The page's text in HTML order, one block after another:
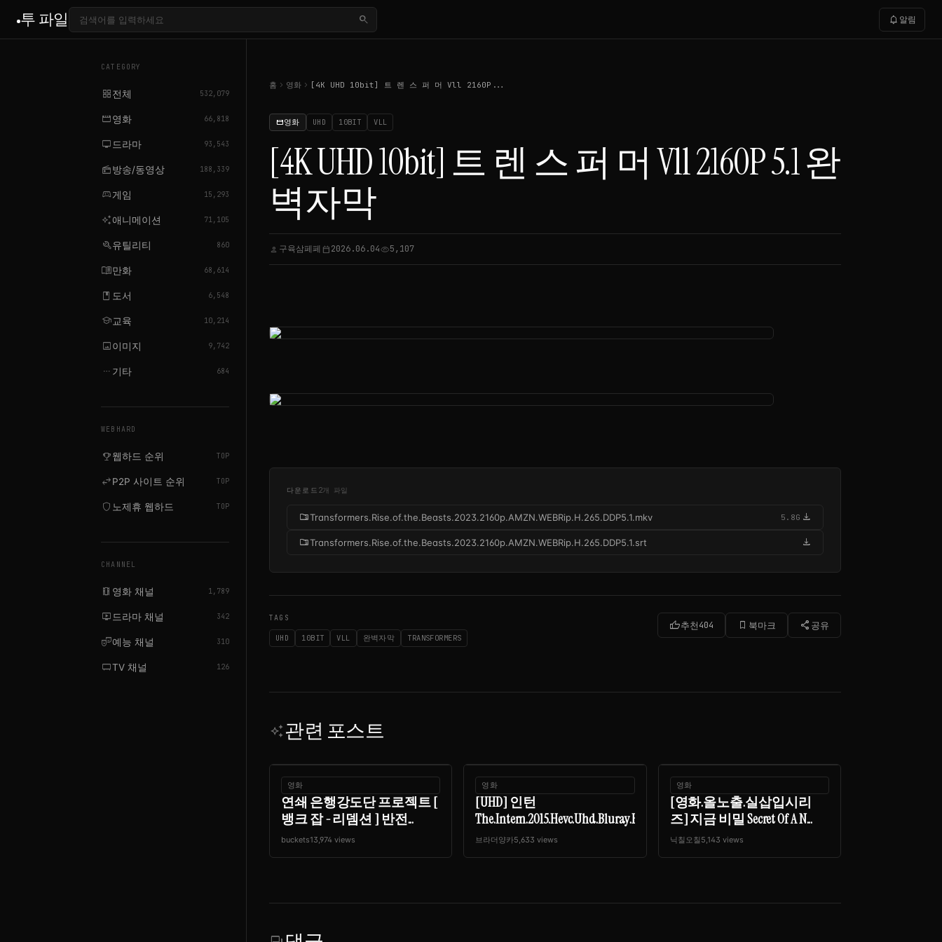
투 파일 search notifications 알림
CATEGORY
grid_view전체 532,079
movie영화 66,818
tv 드라마 93,543
radio방송/동영상 188,339
sports_esports게임 15,293
auto_awesome애니메이션 71,105
build유틸리티 860
menu_book만화 68,614
book 도서 6,548
school교육 10,214
image이미지 9,742
more_horiz 기타 684
WEBHARD
emoji_events웹하드 순위 TOP
swap_horizP2P 사이트 순위 TOP
shield 노제휴 웹하드 TOP
CHANNEL
local_movies 영화 채널 1,789
live_tv 드라마 채널 342
theater_comedy예능 채널 310
tv_genTV 채널 126
홈 chevron_right 영화 chevron_right [4K UHD 10bit] 트 렌 스 퍼 머 Vll 2160P...
movie영화 UHD 10BIT VLL
[4K UHD 10bit] 트 렌 스 퍼 머 Vll 2160P 5.1 완
벽자막
person 구육삼페페 calendar_today2026.06.04visibility5,107
다운로드 2개 파일
folder_zipTransformers.Rise.of.the.Beasts.2023.2160p.AMZN.WEBRip.H.265.DDP5.1.mkv 5.8G download
folder_zipTransformers.Rise.of.the.Beasts.2023.2160p.AMZN.WEBRip.H.265.DDP5.1.srt download
TAGS
UHD 10BIT VLL 완벽자막 TRANSFORMERS
thumb_up추천404 bookmark_border 북마크 share 공유
auto_awesome관련 포스트
영화
연쇄 은행강도단 프로젝트 [
뱅크 잡 - 리뎀션 ] 반전...
buckets13,974 views
영화
[UHD] 인턴
The.Intern.2015.Hevc.Uhd.Bluray.Rip.216...
브라더양카5,633 views
영화
[영화.올노출.실삽입시리
즈] 지금 비밀 Secret Of A N...
닉칠오칠 5,143 views